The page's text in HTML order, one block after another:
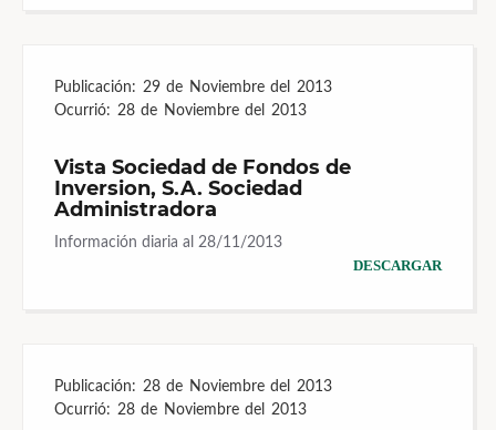
Publicación: 29 de Noviembre del 2013
Ocurrió: 28 de Noviembre del 2013
Vista Sociedad de Fondos de
Inversion, S.A. Sociedad
Administradora
Información diaria al 28/11/2013
DESCARGAR
Publicación: 28 de Noviembre del 2013
Ocurrió: 28 de Noviembre del 2013